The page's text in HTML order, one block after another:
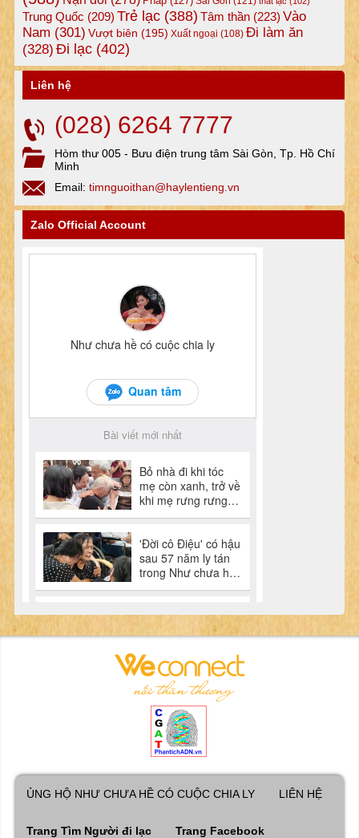
Trung Quốc (209) Trẻ lạc(388) Tâm thần(223) Vào
Nam (301) Vượt biên (195) Xuất ngoại (108) Đi làm ăn
(328) Đi lạc(402)
Liên hệ
(028) 6264 7777
Hòm thư 005 - Bưu điện trung tâm Sài Gòn, Tp. Hồ Chí
Minh
Email: timnguoithan@haylentieng.vn
Zalo Official Account
ỦNG HỘ NHƯ CHƯA HỀ CÓ CUỘC CHIA LY LIÊN HỆ
Trang Tìm Người đi lạc Trang Facebook